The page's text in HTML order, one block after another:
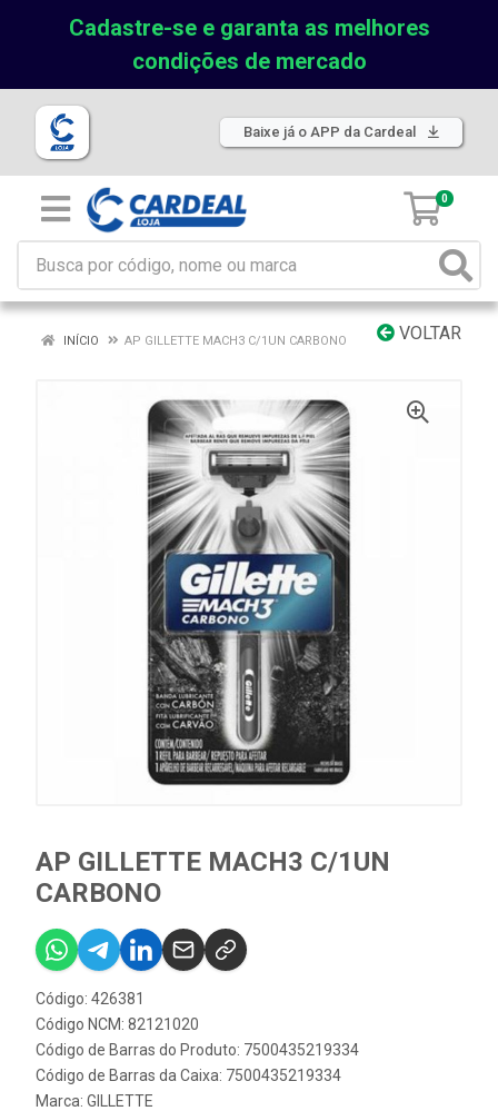
Cadastre-se e garanta as melhores
condições de mercado
Baixe já o APP da Cardeal
0
VOLTAR
INÍCIO AP GILLETTE MACH3 C/1UN CARBONO
AP GILLETTE MACH3 C/1UN
CARBONO
Código: 426381
Código NCM: 82121020
Código de Barras do Produto: 7500435219334
Código de Barras da Caixa: 7500435219334
Marca: GILLETTE